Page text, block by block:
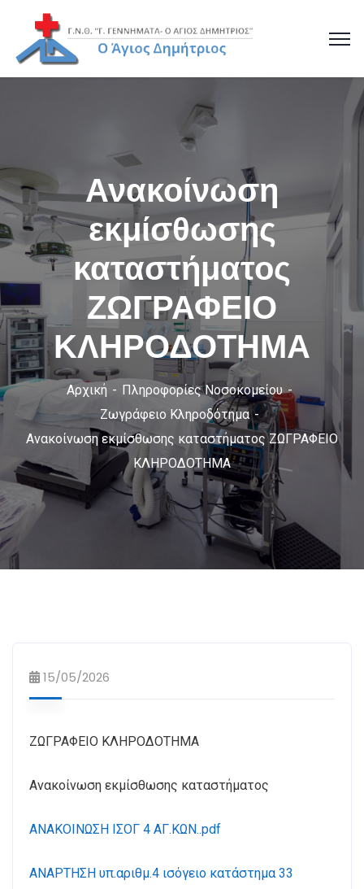
Ανακοίνωση
εκμίσθωσης
καταστήματος
ΖΩΓΡΑΦΕΙΟ
ΚΛΗΡΟΔΟΤΗΜΑ
Αρχική
Πληροφορίες Νοσοκομείου
Ζωγράφειο Κληροδότημα
Ανακοίνωση εκμίσθωσης καταστήματος ΖΩΓΡΑΦΕΙΟ
ΚΛΗΡΟΔΟΤΗΜΑ
15/05/2026
ΖΩΓΡΑΦΕΙΟ ΚΛΗΡΟΔΟΤΗΜΑ
Ανακοίνωση εκμίσθωσης καταστήματος
ΑΝΑΚΟΙΝΩΣΗ ΙΣΟΓ 4 ΑΓ.ΚΩΝ..pdf
ΑΝΑΡΤΗΣΗ υπ.αριθμ.4 ισόγειο κατάστημα 33